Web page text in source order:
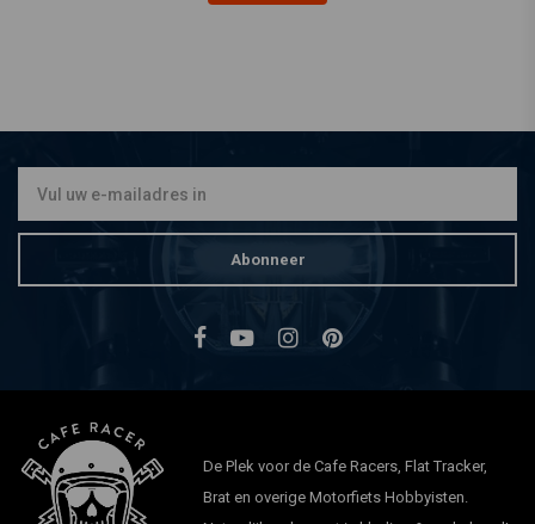
Abonneer
De Plek voor de Cafe Racers, Flat Tracker,
Brat en overige Motorfiets Hobbyisten.